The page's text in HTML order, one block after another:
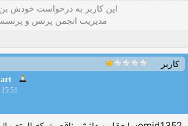
این كاربر به درخواست خودش
مدیریت انجمن پرنس و
کاربر